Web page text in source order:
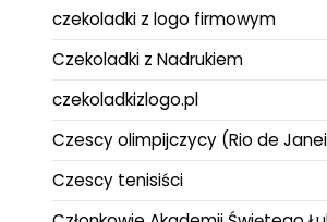
czekoladki z logo firmowym
Czekoladki z Nadrukiem
czekoladkizlogo.pl
Czescy olimpijczycy (Rio de
Czescy tenisiści